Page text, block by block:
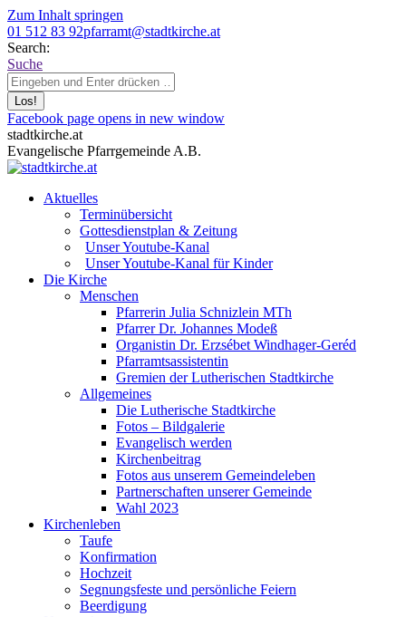
Zum Inhalt springen
01 512 83 92pfarramt@stadtkirche.at
Search:
Suche
Facebook page opens in new window
stadtkirche.at
Evangelische Pfarrgemeinde A.B.
Aktuelles
Terminübersicht
Gottesdienstplan & Zeitung
Unser Youtube-Kanal
Unser Youtube-Kanal für Kinder
Die Kirche
Menschen
Pfarrerin Julia Schnizlein MTh
Pfarrer Dr. Johannes Modeß
Organistin Dr. Erzsébet Windhager-Geréd
Pfarramtsassistentin
Gremien der Lutherischen Stadtkirche
Allgemeines
Die Lutherische Stadtkirche
Fotos – Bildgalerie
Evangelisch werden
Kirchenbeitrag
Fotos aus unserem Gemeindeleben
Partnerschaften unserer Gemeinde
Wahl 2023
Kirchenleben
Taufe
Konfirmation
Hochzeit
Segnungsfeste und persönliche Feiern
Beerdigung